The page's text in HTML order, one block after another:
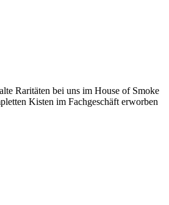
Raritäten bei uns im House of Smoke
Kisten im Fachgeschäft erworben